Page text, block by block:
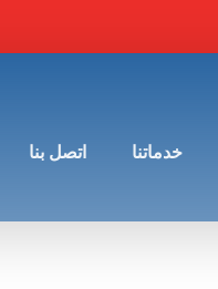
خدماتنا اتصل بنا